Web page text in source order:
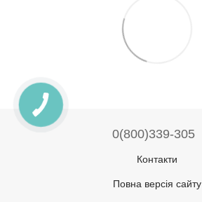
0(800)339-305
Контакти
Повна версія сайту